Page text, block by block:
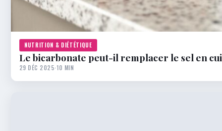
NUTRITION & DIÉTÉTIQUE
Le bicarbonate peut-il remplacer le sel en
29 DÉC 2025·10 MIN